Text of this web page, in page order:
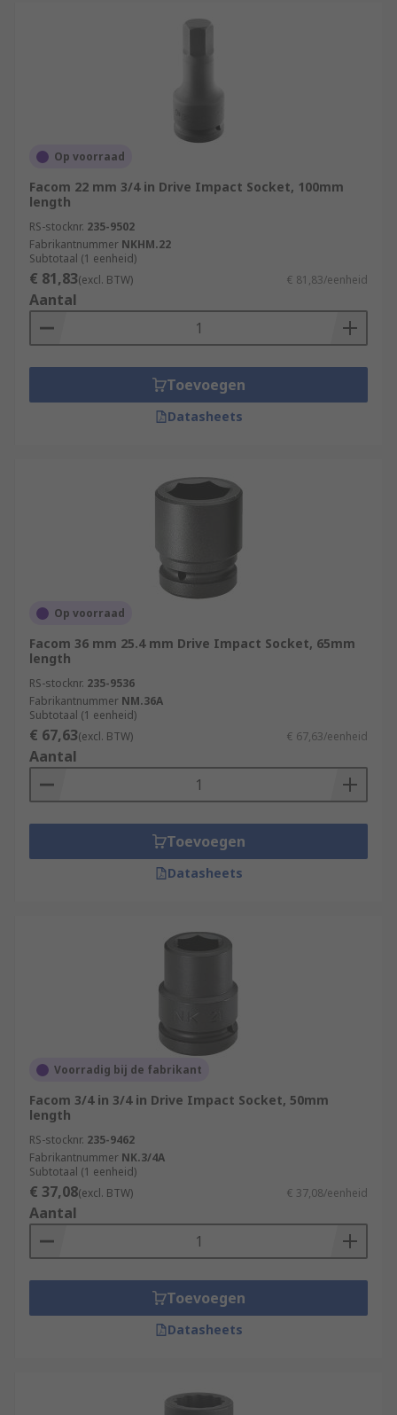
Op voorraad
Facom 22 mm 3/4 in Drive Impact Socket, 100mm
length
RS-stocknr. 235-9502
Fabrikantnummer NKHM.22
Subtotaal (1 eenheid)
€ 81,83(excl. BTW) € 81,83/eenheid
Aantal
Toevoegen
Datasheets
Op voorraad
Facom 36 mm 25.4 mm Drive Impact Socket, 65mm
length
RS-stocknr. 235-9536
Fabrikantnummer NM.36A
Subtotaal (1 eenheid)
€ 67,63(excl. BTW) € 67,63/eenheid
Aantal
Toevoegen
Datasheets
Voorradig bij de fabrikant
Facom 3/4 in 3/4 in Drive Impact Socket, 50mm
length
RS-stocknr. 235-9462
Fabrikantnummer NK.3/4A
Subtotaal (1 eenheid)
€ 37,08(excl. BTW) € 37,08/eenheid
Aantal
Toevoegen
Datasheets